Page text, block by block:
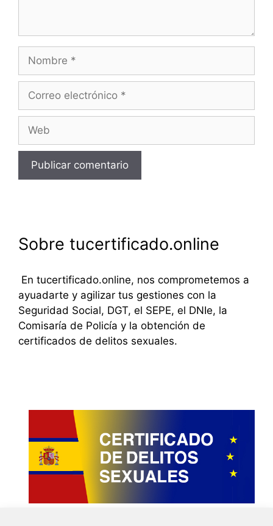
Nombre
Correo
Web
Sobre tucertificado.online
En tucertificado.online, nos comprometemos a
ayuadarte y agilizar tus gestiones con la
Seguridad Social, DGT, el SEPE, el DNIe, la
Comisaría de Policía y la obtención de
certificados de delitos sexuales.